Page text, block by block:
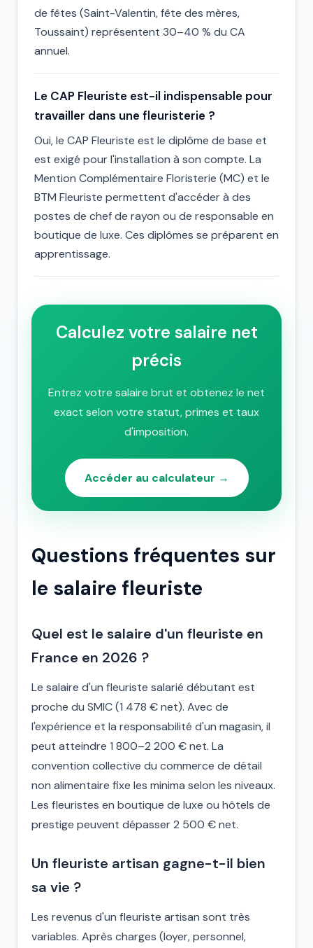
de fêtes (Saint-Valentin, fête des mères,
Toussaint) représentent 30–40 % du CA
annuel.
Le CAP Fleuriste est-il indispensable pour
travailler dans une fleuristerie ?
Oui, le CAP Fleuriste est le diplôme de base et
est exigé pour l'installation à son compte. La
Mention Complémentaire Floristerie (MC) et le
BTM Fleuriste permettent d'accéder à des
postes de chef de rayon ou de responsable en
boutique de luxe. Ces diplômes se préparent en
apprentissage.
Calculez votre salaire net
précis
Entrez votre salaire brut et obtenez le net
exact selon votre statut, primes et taux
d'imposition.
Accéder au calculateur →
Questions fréquentes sur
le salaire fleuriste
Quel est le salaire d'un fleuriste en
France en 2026 ?
Le salaire d'un fleuriste salarié débutant est
proche du SMIC (1 478 € net). Avec de
l'expérience et la responsabilité d'un magasin, il
peut atteindre 1 800–2 200 € net. La
convention collective du commerce de détail
non alimentaire fixe les minima selon les niveaux.
Les fleuristes en boutique de luxe ou hôtels de
prestige peuvent dépasser 2 500 € net.
Un fleuriste artisan gagne-t-il bien
sa vie ?
Les revenus d'un fleuriste artisan sont très
variables. Après charges (loyer, personnel,